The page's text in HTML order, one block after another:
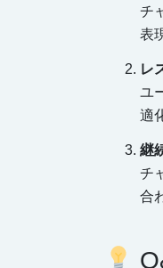
チ
表
レ
ユ
適
継
チ
合